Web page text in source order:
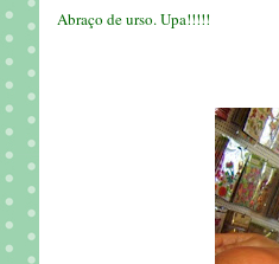
Abraço de urso. Upa!!!!!